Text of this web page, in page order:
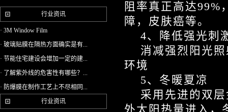
行业资讯
· 3M Window Film
· 玻璃贴膜在隔热方面确实是有...
· 节能住宅建设会增加一定的建...
· 了解紫外线的危害性有哪些？...
· 防爆膜在制作工艺上不尽相同...
行业资讯
阻率真正高达99%
障，皮肤癌等。
4、降低强光刺
消减强烈阳光照
环境
5、冬暖夏凉
采用先进的双层
外太阳热量进入，